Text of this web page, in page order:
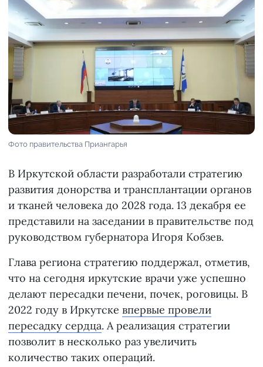
Фото правительства Приангарья
В Иркутской области разработали стратегию
развития донорства и трансплантации органов
и тканей человека до 2028 года. 13 декабря ее
представили на заседании в правительстве под
руководством губернатора Игоря Кобзев.
Глава региона стратегию поддержал, отметив,
что на сегодня иркутские врачи уже успешно
делают пересадки печени, почек, роговицы. В
2022 году в Иркутске впервые провели
пересадку сердца. А реализация стратегии
позволит в несколько раз увеличить
количество таких операций.